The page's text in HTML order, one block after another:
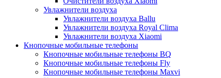
Увлажнители воздуха
Увлажнители воздуха Ballu
Увлажнители воздуха Royal Clima
Увлажнители воздуха Xiaomi
Кнопочные мобильные телефоны
Кнопочные мобильные телефоны BQ
Кнопочные мобильные телефоны Fly
Кнопочные мобильные телефоны Maxvi